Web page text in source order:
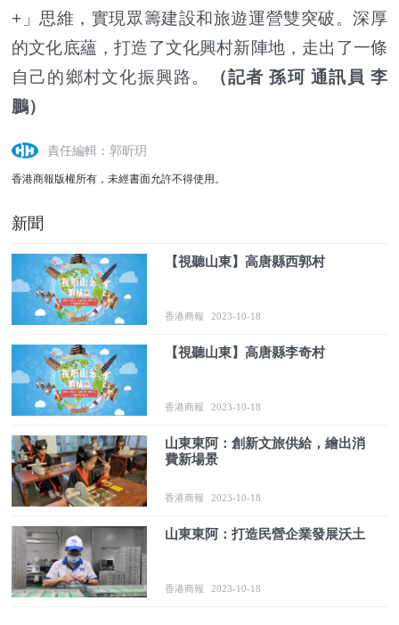
+」思維，實現眾籌建設和旅遊運營雙突破。深厚
的文化底蘊，打造了文化興村新陣地，走出了一條
自己的鄉村文化振興路。
（記者 孫珂 通訊員 李
鵬）
責任編輯：郭昕玥
香港商報版權所有，未經書面允許不得使用。
新聞
【視聽山東】高唐縣西郭村
香港商報 2023-10-18
【視聽山東】高唐縣李奇村
香港商報 2023-10-18
山東東阿：創新文旅供給，繪出消
費新場景
香港商報 2023-10-18
山東東阿：打造民營企業發展沃土
香港商報 2023-10-18